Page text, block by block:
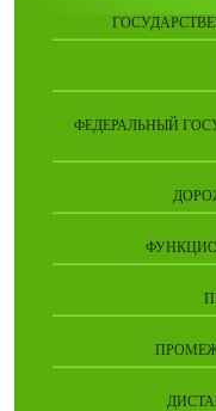
ФЕДЕРАЛЬНЫЙ